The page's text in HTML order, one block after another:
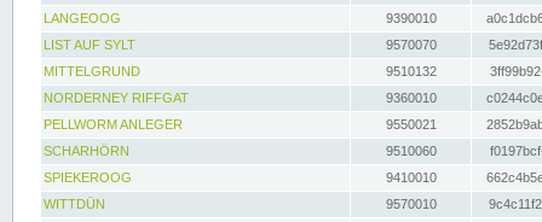
LANGEOOG
9390010
LIST AUF SYLT
9570070
MITTELGRUND
9510132
NORDERNEY RIFFGAT
9360010
PELLWORM ANLEGER
9550021
SCHARHÖRN
9510060
SPIEKEROOG
9410010
WITTDÜN
9570010